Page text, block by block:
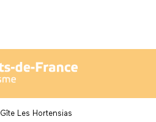
Gîte Les Hortensias